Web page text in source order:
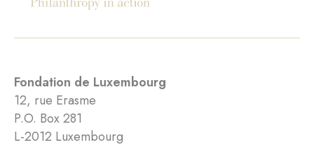
Fondation de Luxembourg
12, rue Erasme
P.O. Box 281
L-2012 Luxembourg